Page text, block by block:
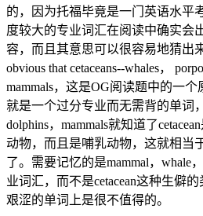
的，因为托福毕竟是一门英语水平
度较大的专业词汇在阅读中确实会
容，而且其意思可以很容易地猜出
obvious that cetaceans--whales，
mammals，这是OG阅读题中的一个
就是一个过分专业而无需背的单词
dolphins，mammals就知道了
动物，而且是哺乳动物，这就相当
了。需要记忆的是mammal，whale
业词汇，而不是cetacean这种生僻
艰涩的单词上是很不值得的。